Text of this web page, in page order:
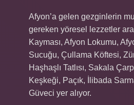
Afyon’a gelen gezginlerin
gereken yöresel lezzetler
Kayması, Afyon Lokumu,
Sucuğu, Çullama Köftesi,
Haşhaşlı Tatlısı, Sakala
Keşkeği, Paçık, İlibada
Güveci yer alıyor.